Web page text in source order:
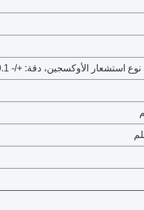
استشعار الأوكسجين، دقة: +/- 0.1٪